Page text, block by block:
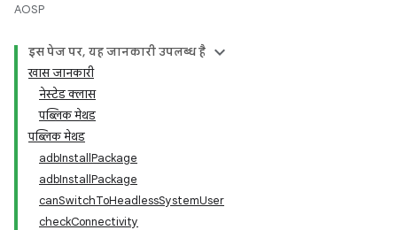
AOSP
इस पेज पर, यह जानकारी उपलब्ध है
खास जानकारी
नेस्टेड क्लास
पब्लिक मेथड
पब्लिक मेथड
adbInstallPackage
adbInstallPackage
canSwitchToHeadlessSystemUser
checkConnectivity